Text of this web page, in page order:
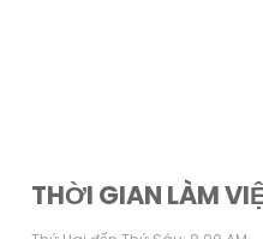
THỜI GIAN LÀM